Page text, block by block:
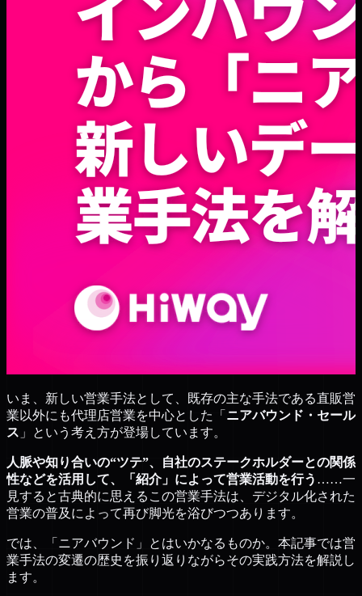
いま、新しい営業手法として、既存の主な手法である直販営
業以外にも代理店営業を中心とした「 ニアバウンド・セール
ス 」という考え方が登場しています。
人脈や知り合いの“ツテ”、自社のステークホルダーとの関係
性などを活用して、「紹介」によって営業活動を行う ……一
見すると古典的に思えるこの営業手法は、デジタル化された
営業の普及によって再び脚光を浴びつつあります。
では、「ニアバウンド」とはいかなるものか。本記事では営
業手法の変遷の歴史を振り返りながらその実践方法を解説し
ます。